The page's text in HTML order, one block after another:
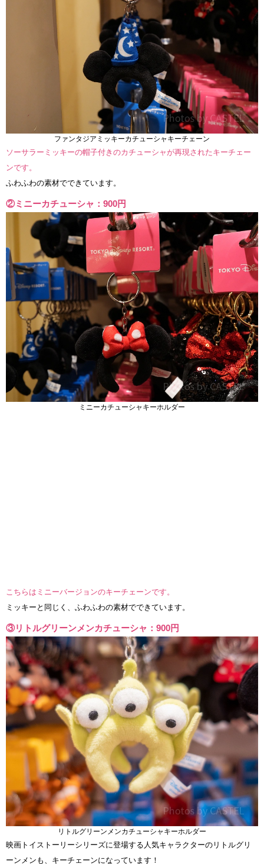
ファンタジアミッキーカチューシャキーチェーン
ソーサラーミッキーの帽子付きのカチューシャが再現されたキーチェー
ンです。
ふわふわの素材でできています。
②ミニーカチューシャ：900円
ミニーカチューシャキーホルダー
こちらはミニーバージョンのキーチェーンです。
ミッキーと同じく、ふわふわの素材でできています。
③リトルグリーンメンカチューシャ：900円
リトルグリーンメンカチューシャキーホルダー
映画トイストーリーシリーズに登場する人気キャラクターのリトルグリ
ーンメンも、キーチェーンになっています！